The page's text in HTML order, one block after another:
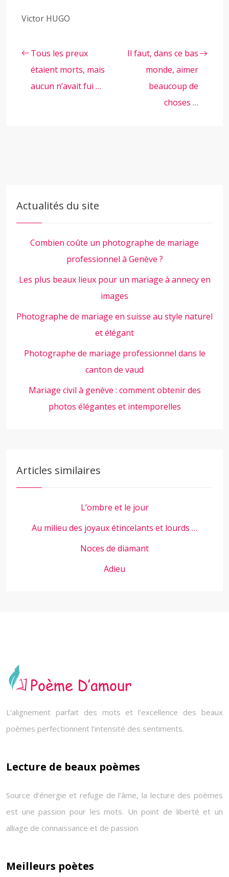
Victor HUGO
Tous les preux
étaient morts, mais
aucun n’avait fui …
Il faut, dans ce bas
monde, aimer
beaucoup de
choses …
Actualités du site
Combien coûte un photographe de mariage
professionnel à Genève ?
Les plus beaux lieux pour un mariage à annecy en
images
Photographe de mariage en suisse au style naturel
et élégant
Photographe de mariage professionnel dans le
canton de vaud
Mariage civil à genève : comment obtenir des
photos élégantes et intemporelles
Articles similaires
L’ombre et le jour
Au milieu des joyaux étincelants et lourds …
Noces de diamant
Adieu
L’alignement parfait des mots et l’excellence des beaux
poèmes perfectionnent l’intensité des sentiments.
Lecture de beaux poèmes
Source d’énergie et refuge de l’âme, la lecture des poèmes
est une passion pour les mots. Un point de liberté et un
alliage de connaissance et de passion.
Meilleurs poètes